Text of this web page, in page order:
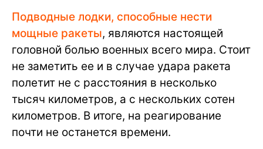
Подводные лодки, способные нести
мощные ракеты, являются настоящей
головной болью военных всего мира. Стоит
не заметить ее и в случае удара ракета
полетит не с расстояния в несколько
тысяч километров, а с нескольких сотен
километров. В итоге, на реагирование
почти не останется времени.